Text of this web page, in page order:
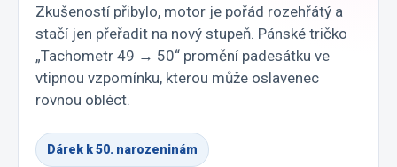
Zkušeností přibylo, motor je pořád rozehřátý a
stačí jen přeřadit na nový stupeň. Pánské tričko
„Tachometr 49 → 50“ promění padesátku ve
vtipnou vzpomínku, kterou může oslavenec
rovnou obléct.
Dárek k 50. narozeninám